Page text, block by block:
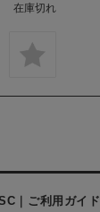
在庫切れ
｜ご利用ガイド